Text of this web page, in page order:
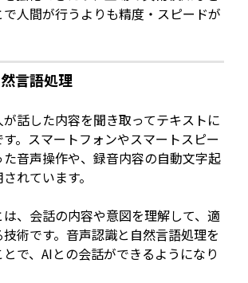
人間が行うよりも精度・スピードが
言語処理
話した内容を聞き取ってテキストに
。スマートフォンやスマートスピー
音声操作や、録音内容の自動文字起
れています。
、会話の内容や意図を理解して、適
術です。音声認識と自然言語処理を
で、AIとの会話ができるようになり